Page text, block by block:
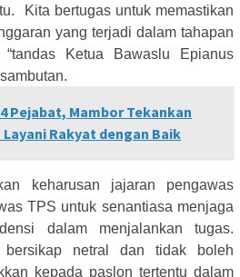
Kita bertugas untuk memastikan
yang terjadi dalam tahapan
Ketua Bawaslu Epianus
Pejabat, Mambor Tekankan
Rakyat dengan Baik
keharusan jajaran pengawas
TPS untuk senantiasa menjaga
dalam menjalankan tugas.
bersikap netral dan tidak boleh
kepada paslon tertentu dalam